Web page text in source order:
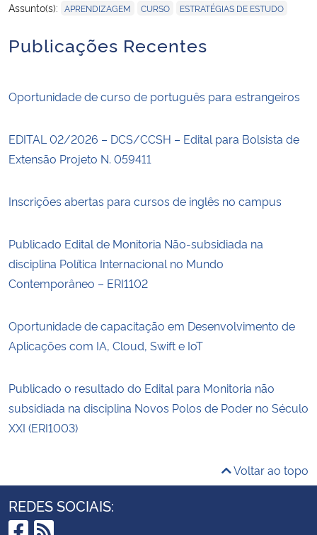
Assunto(s): APRENDIZAGEM CURSO ESTRATÉGIAS DE ESTUDO
Publicações Recentes
Oportunidade de curso de português para estrangeiros
EDITAL 02/2026 – DCS/CCSH – Edital para Bolsista de
Extensão Projeto N. 059411
Inscrições abertas para cursos de inglês no campus
Publicado Edital de Monitoria Não-subsidiada na
disciplina Política Internacional no Mundo
Contemporâneo – ERI1102
Oportunidade de capacitação em Desenvolvimento de
Aplicações com IA, Cloud, Swift e IoT
Publicado o resultado do Edital para Monitoria não
subsidiada na disciplina Novos Polos de Poder no Século
XXI (ERI1003)
Voltar ao topo
REDES SOCIAIS: